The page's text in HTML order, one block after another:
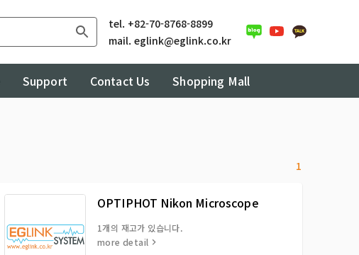
tel. +82-70-8768-8899
mail. eglink@eglink.co.kr
Support Contact Us Shopping Mall
1
OPTIPHOT Nikon Microscope
1개의 재고가 있습니다.
more detail